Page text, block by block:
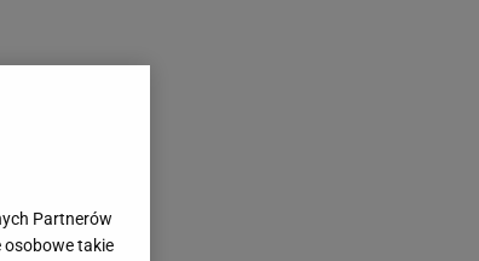
Partnerów
osobowe takie